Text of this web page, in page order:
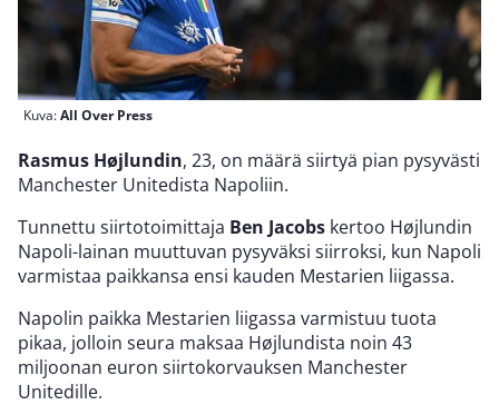
Kuva:All Over Press
Rasmus Højlundin, 23, on määrä siirtyä pian pysyvästi
Manchester Unitedista Napoliin.
Tunnettu siirtotoimittaja Ben Jacobs kertoo Højlundin
Napoli-lainan muuttuvan pysyväksi siirroksi, kun Napoli
varmistaa paikkansa ensi kauden Mestarien liigassa.
Napolin paikka Mestarien liigassa varmistuu tuota
pikaa, jolloin seura maksaa Højlundista noin 43
miljoonan euron siirtokorvauksen Manchester
Unitedille.